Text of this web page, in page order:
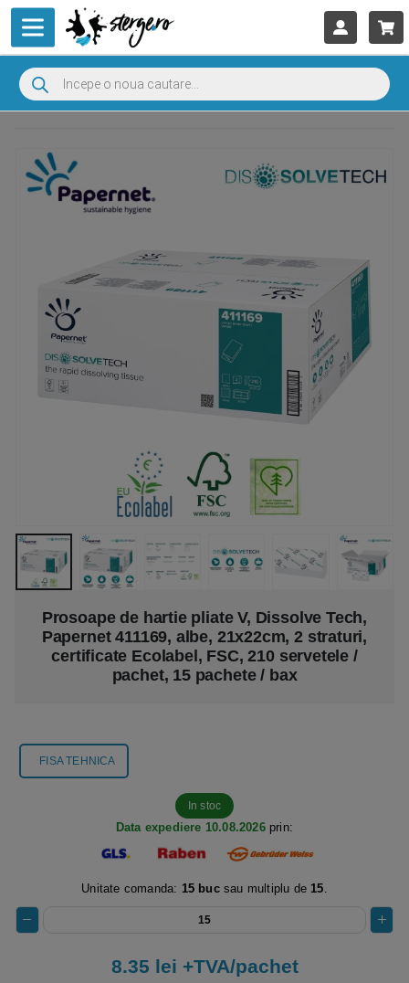
Prosoape de hartie pliate V, Dissolve Tech,
Papernet 411169, albe, 21x22cm, 2 straturi,
certificate Ecolabel, FSC, 210 servetele /
pachet, 15 pachete / bax
FISA TEHNICA
In stoc
Data expediere 10.08.2026prin:
Unitate comanda: 15 bucsau multiplu de 15
8.35 lei +TVA/pachet